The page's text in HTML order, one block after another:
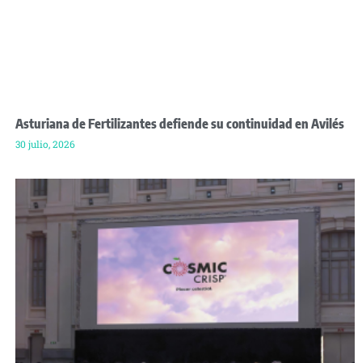
Asturiana de Fertilizantes defiende su continuidad en Avilés
30 julio, 2026